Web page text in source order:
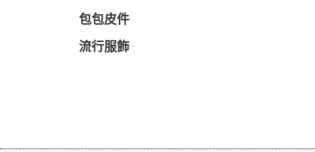
包包皮件
流行服飾